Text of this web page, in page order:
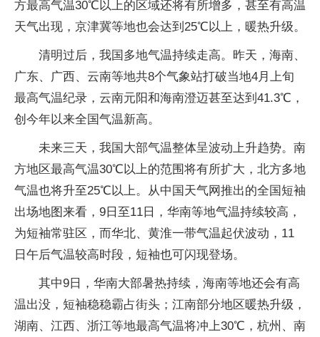
方最高气温30℃以上的区域还将有所增多，甚至有高温
天气出现，京津冀等地也会达到25℃以上，暖热升级。
清明过后，我国多地气温持续走高。昨天，海南、
广东、广西、云南等地共8个气象站打破当地4月上旬
最高气温纪录，云南元阳和海南澄迈甚至达到41.3℃，
创今年以来全国气温新高。
未来三天，我国大部气温整体呈波动上升趋势。南
方地区最高气温30℃以上的范围将有所扩大，北方多地
气温也将升至25℃以上。从中国天气网推出的全国短袖
出场地图来看，9日至11日，华南等地气温持续较高，
为短袖常驻区，而华北、黄淮一带气温起伏波动，11
日午后气温较高时段，短袖也可闪现登场。
其中9日，华南大部暑热持续，海南等地还会有高
温出没，短袖稳稳霸占街头；江南部分地区暖热升级，
湖南、江西、浙江等地最高气温将冲上30℃，杭州、南